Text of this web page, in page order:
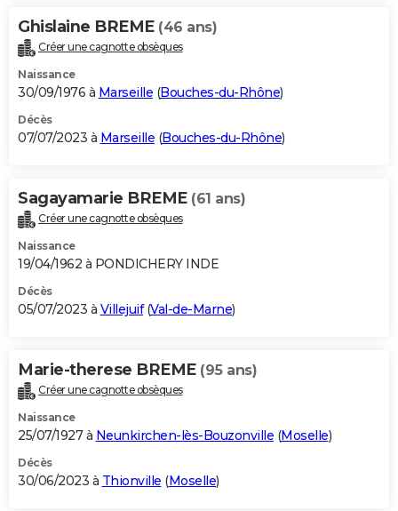
Ghislaine BREME (46 ans)
Créer une cagnotte obsèques
Naissance
30/09/1976 à Marseille (Bouches-du-Rhône)
Décès
07/07/2023 à Marseille (Bouches-du-Rhône)
Sagayamarie BREME (61 ans)
Créer une cagnotte obsèques
Naissance
19/04/1962 à PONDICHERY INDE
Décès
05/07/2023 à Villejuif(Val-de-Marne)
Marie-therese BREME (95 ans)
Créer une cagnotte obsèques
Naissance
25/07/1927 à Neunkirchen-lès-Bouzonville (Moselle)
Décès
30/06/2023 à Thionville (Moselle)